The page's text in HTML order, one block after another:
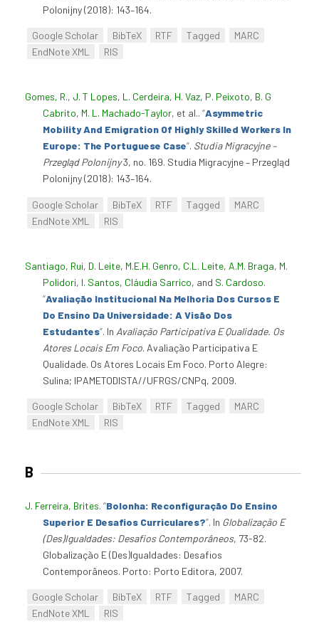
Polonijny (2018): 143–164.
Google Scholar BibTeX RTF Tagged
MARC
EndNote XML
RIS
Gomes, R., J. T Lopes, L. Cerdeira, H. Vaz, P. Peixoto, B. G
Cabrito, M. L. Machado-Taylor, et al.. “Asymmetric
Mobility And Emigration Of Highly Skilled Workers In
Europe: The Portuguese Case”. Studia Migracyjne –
Przegląd Polonijny3, no. 169. Studia Migracyjne – Przegląd
Polonijny (2018): 143–164.
Google Scholar BibTeX RTF Tagged
MARC
EndNote XML
RIS
Santiago, Rui, D. Leite, M.E.H. Genro, C.L. Leite, A.M. Braga, M.
Polidori, I. Santos, Cláudia Sarrico, and S. Cardoso.
“Avaliação Institucional Na Melhoria Dos Cursos E
Do Ensino Da Universidade: A Visão Dos
Estudantes”. In Avaliação Participativa E Qualidade. Os
Atores Locais Em Foco. Avaliação Participativa E
Qualidade. Os Atores Locais Em Foco. Porto Alegre:
Sulina; IPAMETODISTA//UFRGS/CNPq, 2009.
Google Scholar BibTeX RTF Tagged
MARC
EndNote XML
RIS
B
J. Ferreira, Brites. “Bolonha: Reconfiguração Do Ensino
Superior E Desafios Curriculares?”. In Globalização E
(Des)Igualdades: Desafios Contemporâneos, 73-82.
Globalização E (Des)Igualdades: Desafios
Contemporâneos. Porto: Porto Editora, 2007.
Google Scholar BibTeX RTF Tagged
MARC
EndNote XML
RIS